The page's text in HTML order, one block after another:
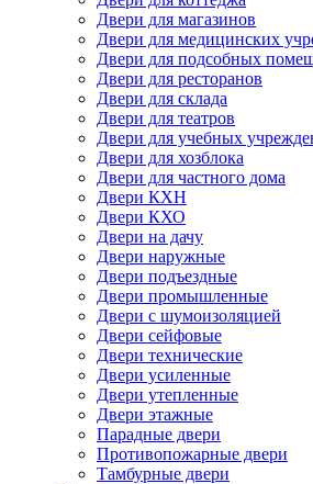
Двери для магазинов
Двери для медицинских
Двери для подсобных
Двери для ресторанов
Двери для склада
Двери для театров
Двери для учебных
Двери для хозблока
Двери для частного дома
Двери КХН
Двери КХО
Двери на дачу
Двери наружные
Двери подъездные
Двери промышленные
Двери с шумоизоляцией
Двери сейфовые
Двери технические
Двери усиленные
Двери утепленные
Двери этажные
Парадные двери
Противопожарные двери
Тамбурные двери